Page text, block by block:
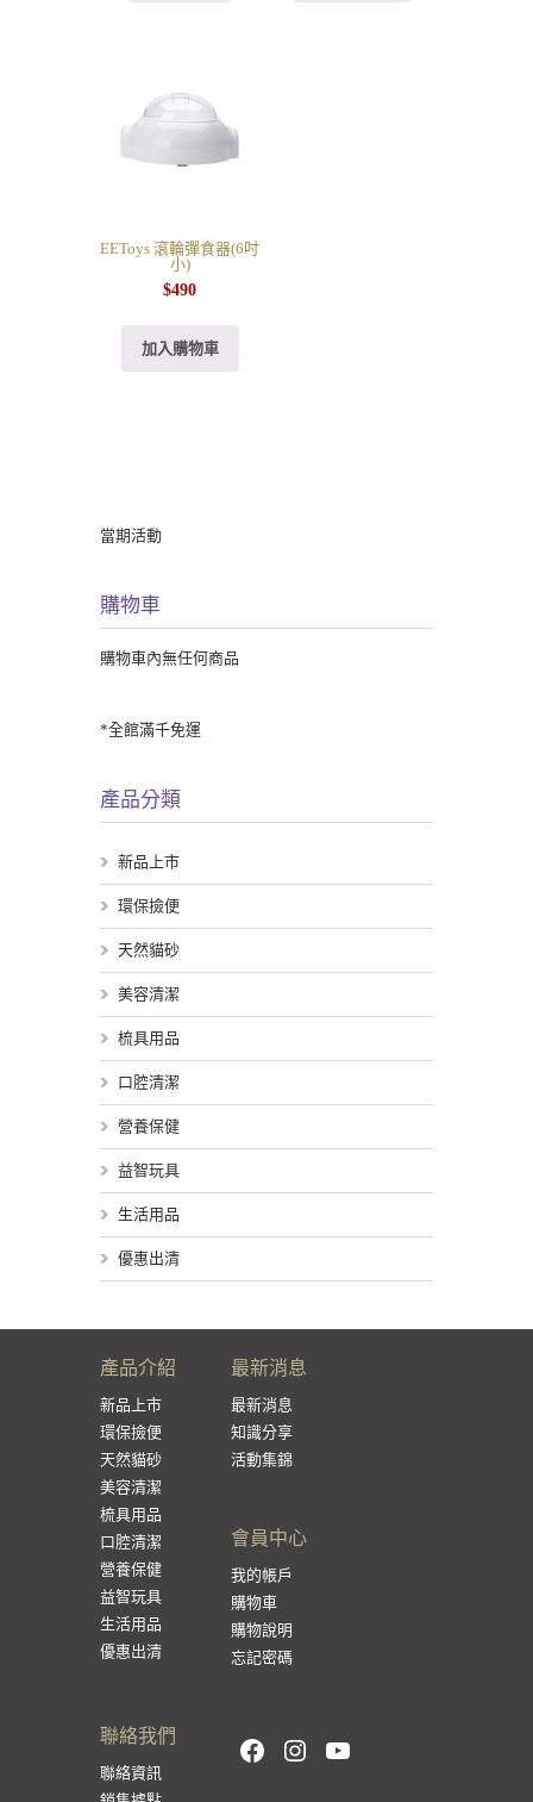
EEToys 滾輪彈食器(6吋
小)
$490
加入購物車
當期活動
購物車
購物車內無任何商品
*全館滿千免運
產品分類
新品上市
環保撿便
天然貓砂
美容清潔
梳具用品
口腔清潔
營養保健
益智玩具
生活用品
優惠出清
產品介紹
新品上市
環保撿便
天然貓砂
美容清潔
梳具用品
口腔清潔
營養保健
益智玩具
生活用品
優惠出清
最新消息
最新消息
知識分享
活動集錦
會員中心
我的帳戶
購物車
購物說明
忘記密碼
聯絡我們
聯絡資訊
Facebook
Instagram
YouTube